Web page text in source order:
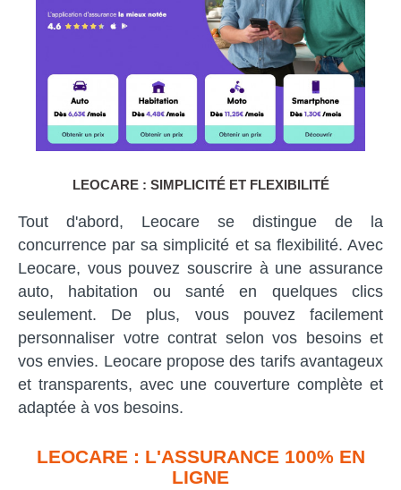
LEOCARE : SIMPLICITÉ ET FLEXIBILITÉ
Tout d'abord, Leocare se distingue de la
concurrence par sa simplicité et sa flexibilité. Avec
Leocare, vous pouvez souscrire à une assurance
auto, habitation ou santé en quelques clics
seulement. De plus, vous pouvez facilement
personnaliser votre contrat selon vos besoins et
vos envies. Leocare propose des tarifs avantageux
et transparents, avec une couverture complète et
adaptée à vos besoins.
LEOCARE : L'ASSURANCE 100% EN
LIGNE